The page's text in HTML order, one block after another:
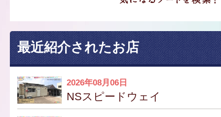
最近紹介されたお店
2026年08月06日
NSスピードウェイ